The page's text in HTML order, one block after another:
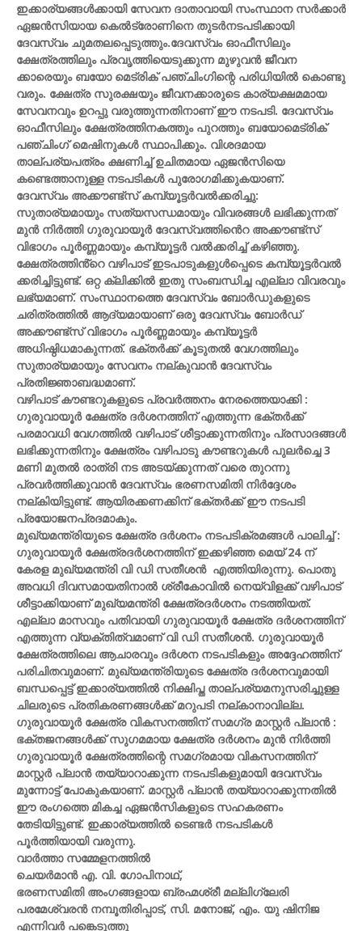
ഇക്കാര്യങ്ങൾക്കായി സേവന ദാതാവായി സംസ്ഥാന സർക്കാർ
ഏജൻസിയായ കെൽട്രോണിനെ തുടർനടപടിക്കായി
ദേവസ്വം ചുമതലപ്പെടുത്തും.ദേവസ്വം ഓഫീസിലും
ക്ഷേത്രത്തിലും പ്രവൃത്തിയെടുക്കുന്ന മുഴുവൻ ജീവന
ക്കാരെയും ബയോ മെട്രിക് പഞ്ചിംഗിന്റെ പരിധിയിൽ കൊണ്ടു
വരും. ക്ഷേത്ര സുരക്ഷയും ജീവനക്കാരുടെ കാര്യക്ഷമമായ
സേവനവും ഉറപ്പു വരുത്തുന്നതിനാണ് ഈ നടപടി. ദേവസ്വം
ഓഫീസിലും ക്ഷേത്രത്തിനകത്തും പുറത്തും ബയോമെട്രിക്
പഞ്ചിംഗ് മെഷിനുകൾ സ്ഥാപിക്കും. വിശദമായ
താല്പര്യപത്രം ക്ഷണിച്ച് ഉചിതമായ ഏജൻസിയെ
കണ്ടെത്താനുള്ള നടപടികൾ പുരോഗമിക്കുകയാണ്.
ദേവസ്വം അക്കൗണ്ട്സ് കമ്പ്യൂട്ടർവൽക്കരിച്ചു:
സുതാര്യമായും സത്യസന്ധമായും വിവരങ്ങൾ ലഭിക്കുന്നത്
മുൻ നിർത്തി ഗുരുവായൂർ ദേവസ്വത്തിൻെറ അക്കൗണ്ട്സ്
വിഭാഗം പൂർണ്ണമായും കമ്പ്യൂട്ടർ വൽക്കരിച്ച് കഴിഞ്ഞു.
ക്ഷേത്രത്തിൻ്റെ വഴിപാട് ഇടപാടുകളുൾപ്പെടെ കമ്പ്യൂട്ടർവൽ
ക്കരിച്ചിട്ടുണ്ട്. ഒറ്റ ക്ലിക്കിൽ ഇതു സംബന്ധിച്ച എല്ലാ വിവരവും
ലഭ്യമാണ്. സംസ്ഥാനത്തെ ദേവസ്വം ബോർഡുകളുടെ
ചരിത്രത്തിൽ ആദ്യമായാണ് ഒരു ദേവസ്വം ബോർഡ്
അക്കൗണ്ട്സ് വിഭാഗം പൂർണ്ണമായും കമ്പ്യൂട്ടർ
അധിഷ്ഠിധമാകുന്നത്. ഭക്തർക്ക് കൂടുതൽ വേഗത്തിലും
സുതാര്യമായും സേവനം നല്‌കുവാൻ ദേവസ്വം
പ്രതിജ്ഞാബദ്ധമാണ്.
വഴിപാട് കൗണ്ടറുകളുടെ പ്രവർത്തനം നേരത്തെയാക്കി :
ഗുരുവായൂർ ക്ഷേത്ര ദർശനത്തിന് എത്തുന്ന ഭക്തർക്ക്
പരമാവധി വേഗത്തിൽ വഴിപാട് ശീട്ടാക്കുന്നതിനും പ്രസാദങ്ങൾ
ലഭിക്കുന്നതിനും ക്ഷേത്രം വഴിപാടു കൗണ്ടറുകൾ പുലർച്ചെ 3
മണി മുതൽ രാത്രി നട അടയ്ക്കുന്നത് വരെ തുറന്നു
പ്രവർത്തിക്കുവാൻ ദേവസ്വം ഭരണസമിതി നിർദ്ദേശം
നല്‌കിയിട്ടുണ്ട്. ആയിരക്കണക്കിന് ഭക്തർക്ക് ഈ നടപടി
പ്രയോജനപ്രദമാകും.
മുഖ്യമന്ത്രിയുടെ ക്ഷേത്ര ദർശനം നടപടിക്രമങ്ങൾ പാലിച്ച് :
ഗുരുവായൂർ ക്ഷേത്രദർശനത്തിന് ഇക്കഴിഞ്ഞ മെയ് 24 ന്
കേരള മുഖ്യമന്ത്രി വി ഡി സതീശൻ എത്തിയിരുന്നു. പൊതു
അവധി ദിവസമായതിനാൽ ശ്രീകോവിൽ നെയ്‌വിളക്ക് വഴിപാട്
ശീട്ടാക്കിയാണ് മുഖ്യമന്ത്രി ക്ഷേത്രദർശനം നടത്തിയത്.
എല്ലാ മാസവും പതിവായി ഗുരുവായൂർ ക്ഷേത്ര ദർശനത്തിന്
എത്തുന്ന വ്യക്തിത്വമാണ് വി ഡി സതീശൻ. ഗുരുവായൂർ
ക്ഷേത്രത്തിലെ ആചാരവും ദർശന നടപടികളും അദ്ദേഹത്തിന്
പരിചിതവുമാണ്. മുഖ്യമന്ത്രിയുടെ ക്ഷേത്ര ദർശനവുമായി
ബന്ധപ്പെട്ട് ഇക്കാര്യത്തിൽ നിക്ഷിപ്ത താല്പര്യമനുസരിച്ചുള്ള
ചിലരുടെ പ്രതികരണങ്ങൾക്ക് മറുപടി നല്‌കാനാവില്ല.
ഗുരുവായൂർ ക്ഷേത്ര വികസനത്തിന് സമഗ്ര മാസ്റ്റർ പ്ലാൻ :
ഭക്തജനങ്ങൾക്ക് സുഗമമായ ക്ഷേത്ര ദർശനം മുൻ നിർത്തി
ഗുരുവായൂർ ക്ഷേത്രത്തിന്റെ സമഗ്രമായ വികസനത്തിന്
മാസ്റ്റർ പ്ലാൻ തയ്യാറാക്കുന്ന നടപടികളുമായി ദേവസ്വം
മുന്നോട്ട് പോകുകയാണ്. മാസ്റ്റർ പ്ലാൻ തയ്യാറാക്കുന്നതിൽ
ഈ രംഗത്തെ മികച്ച ഏജൻസികളുടെ സഹകരണം
തേടിയിട്ടുണ്ട്. ഇക്കാര്യത്തിൽ ടെണ്ടർ നടപടികൾ
പൂർത്തിയായി വരുന്നു.
വാർത്താ സമ്മേളനത്തിൽ
ചെയർമാൻ എ. വി. ഗോപിനാഥ്,
ഭരണസമിതി അംഗങ്ങളായ ബ്രഹ്മശ്രീ മല്ലിഗ്ലേരി
പരമേശ്വരൻ നമ്പൂതിരിപ്പാട്, സി. മനോജ്, എം. യു ഷിനിജ
എന്നിവർ പങ്കെടുത്തു